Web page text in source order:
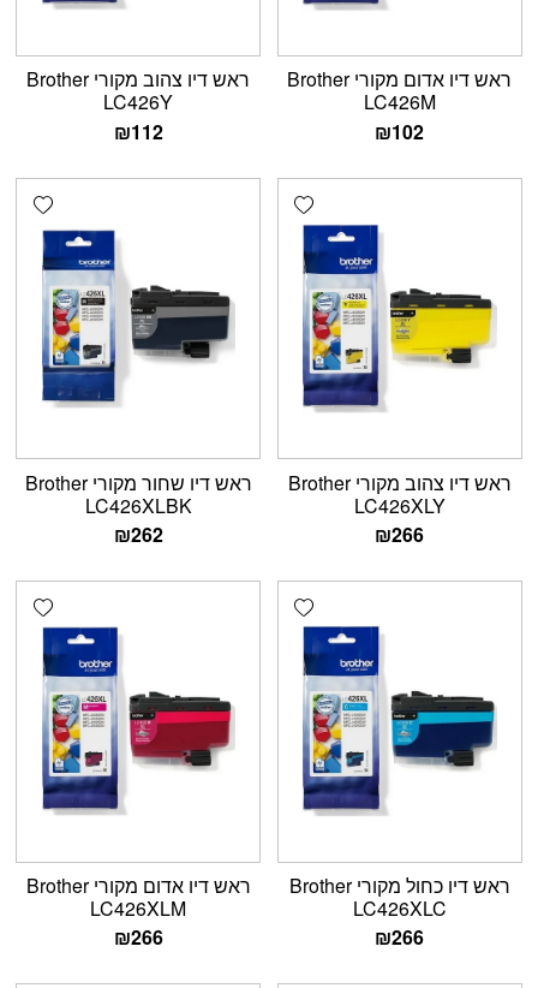
ראש דיו אדום מקורי Brother
LC426M
₪102
ראש דיו צהוב מקורי Brother
LC426Y
₪112
Add wishlist
ראש דיו צהוב מקורי Brother
LC426XLY
₪266
ראש דיו שחור מקורי Brother
LC426XLBK
₪262
Add wishlist
ראש דיו כחול מקורי Brother
LC426XLC
₪266
ראש דיו אדום מקורי Brother
LC426XLM
₪266